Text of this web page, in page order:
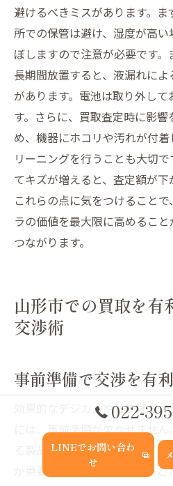
避けるべきミスがあります。
所での保管は避け、湿度が高
ぼしますので注意が必要です
長期間放置すると、液漏れに
があります。電池は取り外し
す。さらに、買取査定時に影
め、機器にホコリや汚れが付
リーニングを行うことも大切
てキズが増えると、査定額が下
これらの点に気をつけること
ラの価値を最大限に高めるこ
つながります。
山形市での買取を有
交渉術
事前準備で交渉を有
効果的なデジカメやビデオカ
には、事前準備が欠かせませ
る製品の市場価値を調査し、
が重要です。市場価格を知るこ
022-
LINEでお問い合わ
せ